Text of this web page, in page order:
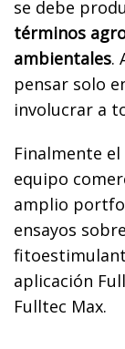
se debe
términos
ambientales.
pensar solo
involucrar a
Finalmente
equipo
amplio
ensayos
aplicación
Fulltec Max.